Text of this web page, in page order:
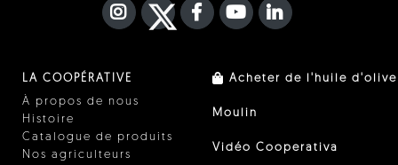
INSTAGRAM
TWITTER
FACEBOOK F
YOUTUBEFA LINKEDIN
LA COOPÉRATIVE
À propos de nous
Histoire
Catalogue de produits
Nos agriculteurs
Acheter de l'huile d'olive
Moulin
Vidéo Cooperativa